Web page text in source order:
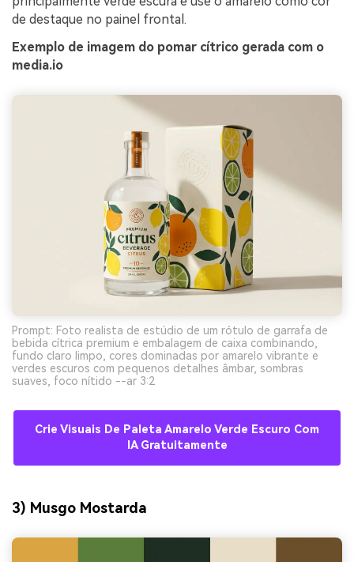
de destaque no painel frontal.
Exemplo de imagem do pomar cítrico gerada com o
media.io
Prompt: Foto realista de estúdio de um rótulo de garrafa de
bebida cítrica premium e embalagem de caixa combinando,
fundo claro limpo, cores dominadas por amarelo vibrante e
verdes escuros com pequenos detalhes âmbar, sombras
suaves, foco nítido --ar 3:2
Crie Visuais De Paleta Amarelo Verde Escuro Com
IA Gratuitamente
3) Musgo Mostarda